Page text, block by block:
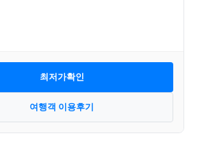
최저가확인
여행객 이용후기